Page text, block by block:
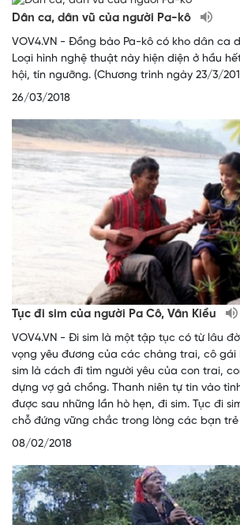
Dân ca, dân vũ của người Pa-kô
VOV4.VN - Đồng bào Pa-kô có kho dân ca
Loại hình nghệ thuật này hiện diện ở hầu
hội, tín ngưỡng. (Chương trình ngày 23/3/
26/03/2018
Tục đi sim của người Pa Cô, Vân Kiều
VOV4.VN - Đi sim là một tập tục có từ lâu
vọng yêu đương của các chàng trai, cô gái
sim là cách đi tìm người yêu của con trai,
dựng vợ gả chồng. Thanh niên tự tin vào
được sau những lần hò hẹn, đi sim. Tục đi
chỗ đứng vững chắc trong lòng các bạn trẻ
08/02/2018